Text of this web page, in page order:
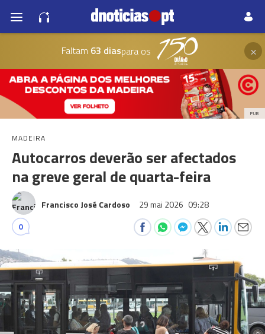
Faltam 63 diaspara os ×
PUB
MADEIRA
Autocarros deverão ser afectados
na greve geral de quarta-feira
Francisco José Cardoso 29 mai 2026 09:28
0